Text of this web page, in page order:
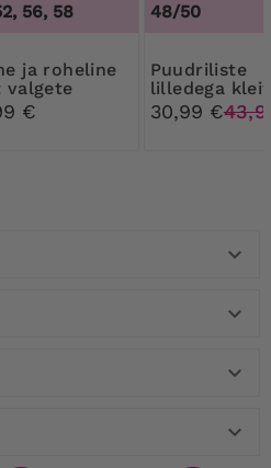
56, 58
valgete
€
48/50
Puudriliste
lilledega kleit
30,99 €



